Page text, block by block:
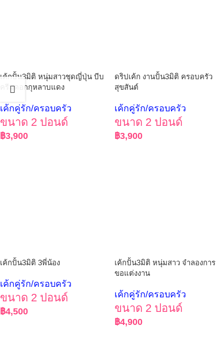
เค้กปั้น3มิติ หนุ่มสาวชุดญี่ปุ่น บีบ
ครีมดอกกุหลาบแดง
เค้กคู่รัก/ครอบครัว
ขนาด 2 ปอนด์
฿3,900
ดริปเค้ก งานปั้น3มิติ ครอบครัว
สุขสันต์
เค้กคู่รัก/ครอบครัว
ขนาด 2 ปอนด์
฿3,900
เค้กปั้น3มิติ 3พี่น้อง
เค้กคู่รัก/ครอบครัว
ขนาด 2 ปอนด์
฿4,500
เค้กปั้น3มิติ หนุ่มสาว จำลองการ
ขอแต่งงาน
เค้กคู่รัก/ครอบครัว
ขนาด 2 ปอนด์
฿4,900